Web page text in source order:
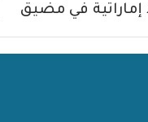
إماراتية في مضيق